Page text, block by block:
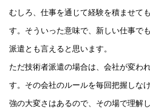
むしろ、仕事を通じて経験を積ませて
す。そういった意味で、新しい仕事で
派遣とも言えると思います。
ただ技術者派遣の場合は、会社が変わ
す。その会社のルールを毎回把握しな
強の大変さはあるので、その場で理解